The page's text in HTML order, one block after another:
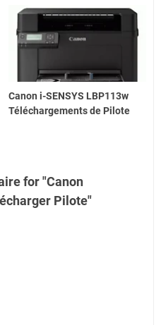
Canon i-SENSYS LBP113w
Téléchargements de Pilote
for "Canon
Pilote"